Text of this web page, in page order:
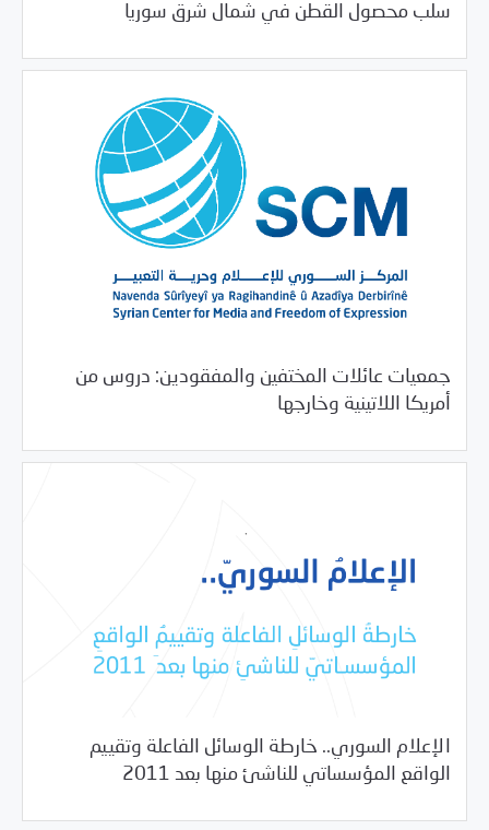
سلب محصول القطن في شمال شرق سوريا
جمعيات عائلات المختفين والمفقودين: دروس من
أمريكا اللاتينية وخارجها
08/11/2020 دراسات المركز
الإعلام السوري.. خارطة الوسائل الفاعلة وتقييم
الواقع المؤسساتي للناشئ منها بعد 2011
05/04/2020 دراسات المركز